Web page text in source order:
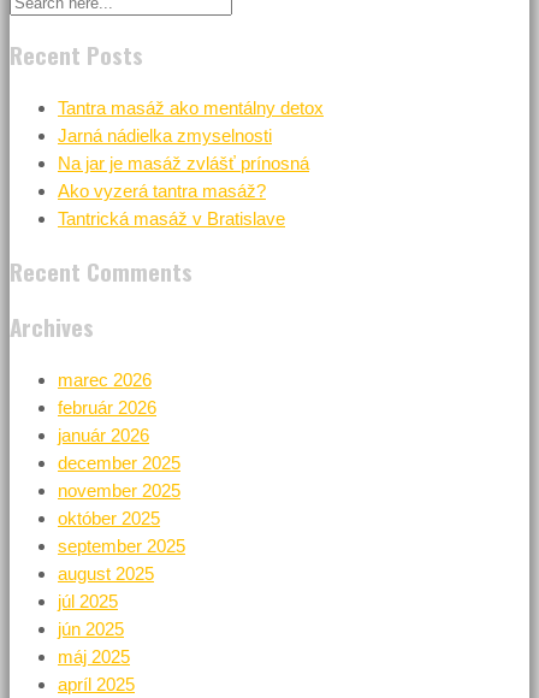
Recent Posts
Tantra masáž ako mentálny detox
Jarná nádielka zmyselnosti
Na jar je masáž zvlášť prínosná
Ako vyzerá tantra masáž?
Tantrická masáž v Bratislave
Recent Comments
Archives
marec 2026
február 2026
január 2026
december 2025
november 2025
október 2025
september 2025
august 2025
júl 2025
jún 2025
máj 2025
apríl 2025